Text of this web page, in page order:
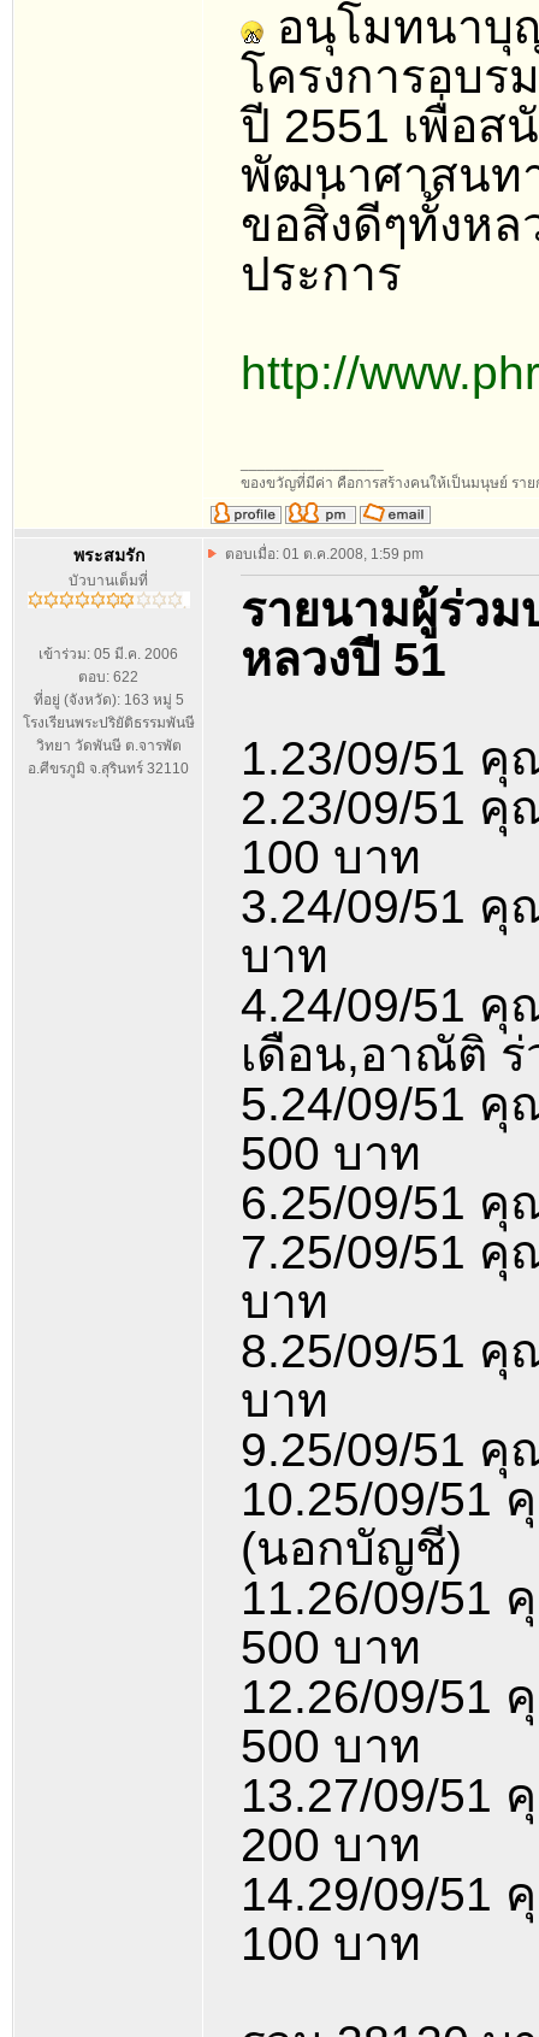
อนุโมทนาบุ
โครงการอบร
ปี 2551 เพื่อส
พัฒนาศาสนท
ขอสิ่งดีๆทั้งห
ประการ
http://
ของขวัญที่มีค่า คือการสร้างคนให้เป็นมนุษย์ รา
พระสมรัก
บัวบานเต็มที่
เข้าร่วม: 05 มี.ค. 2006
ตอบ: 622
ที่อยู่ (จังหวัด): 163 หมู่ 5
โรงเรียนพระปริยัติธรรมพันษี
วิทยา วัดพันษี ต.จารพัต
อ.ศีขรภูมิ จ.สุรินทร์ 32110
ตอบเมื่อ: 01 ต.ค.2008, 1:59 pm
รายนามผู้ร่ว
หลวงปี 51
1.23/09/51
2.23/09/51
100 บาท
3.24/09/51
บาท
4.24/09/51 คุ
เดือน,อาณัติ
5.24/09/51
500 บาท
6.25/09/51
7.25/09/51
บาท
8.25/09/51
บาท
9.25/09/51 คุ
10.25/09/51
(นอกบัญชี)
11.26/09/51
500 บาท
12.26/09/51
500 บาท
13.27/09/51
200 บาท
14.29/09/51
100 บาท